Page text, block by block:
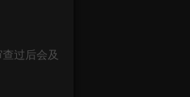
过后会及